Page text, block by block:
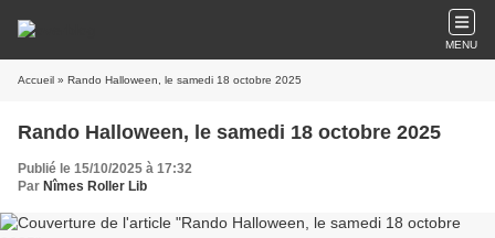
MENU
Accueil » Rando Halloween, le samedi 18 octobre 2025
Rando Halloween, le samedi 18 octobre 2025
Publié le 15/10/2025 à 17:32
Par Nîmes Roller Lib